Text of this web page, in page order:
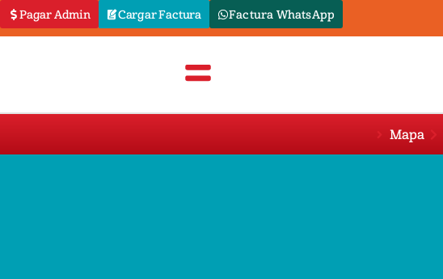
Pagar Admin Cargar Factura Factura WhatsApp
Mapa